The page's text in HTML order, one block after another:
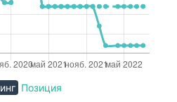
Позиция